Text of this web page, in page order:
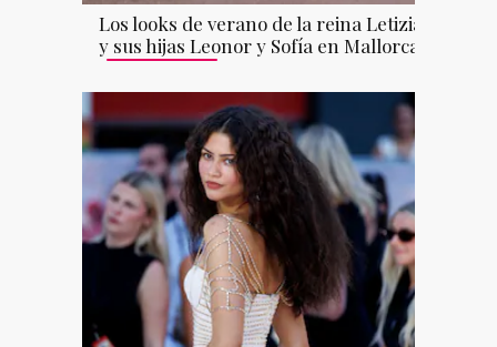
Los looks de verano de la reina Letizia
y sus hijas Leonor y Sofía en Mallorca